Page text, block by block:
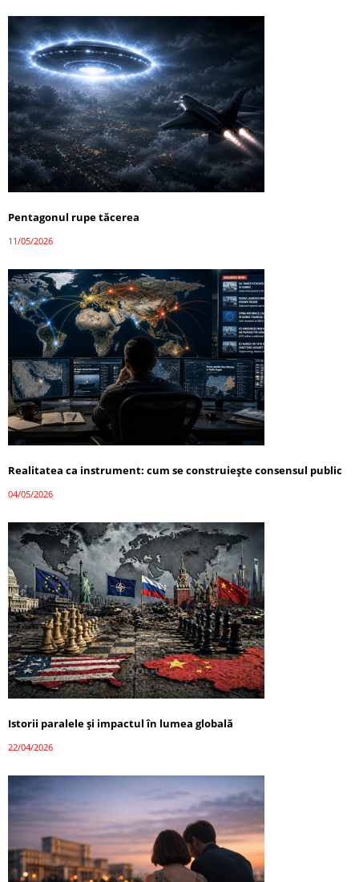
Pentagonul rupe tăcerea
11/05/2026
Realitatea ca instrument: cum se construiește consensul public
04/05/2026
Istorii paralele și impactul în lumea globală
22/04/2026